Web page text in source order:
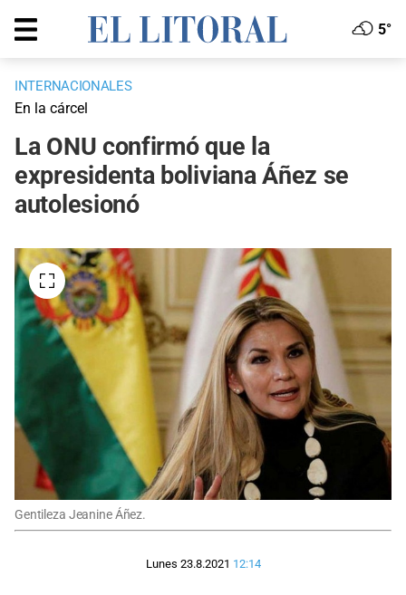
5°
INTERNACIONALES
En la cárcel
La ONU confirmó que la
expresidenta boliviana Áñez se
autolesionó
Gentileza Jeanine Áñez.
Lunes 23.8.2021 12:14